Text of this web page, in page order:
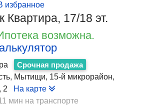
избранное
Квартира, 17/18 эт.
возможна.
Срочная продажа
Мытищи, 15-й микрорайон,
2
На карте
мин на транспорте